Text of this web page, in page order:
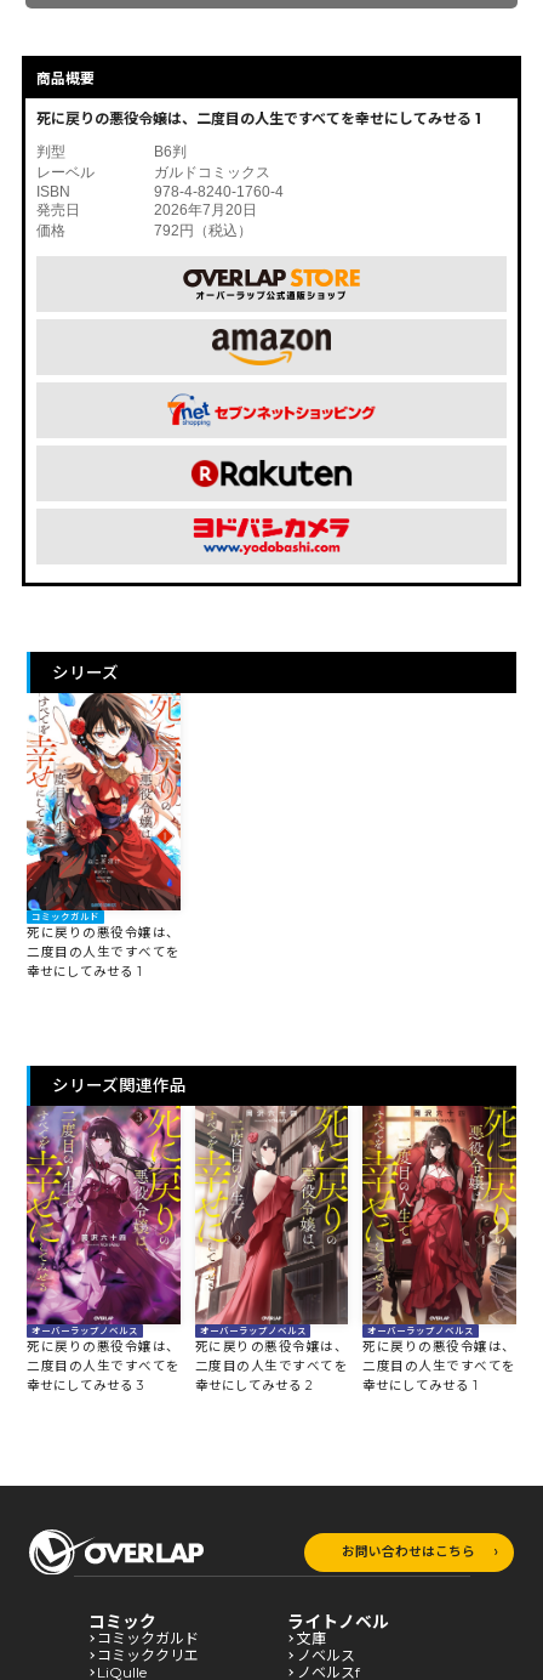
商品概要
死に戻りの悪役令嬢は、二度目の人生ですべてを幸せにしてみせる 1
判型
B6判
レーベル
ガルドコミックス
ISBN
978-4-8240-1760-4
発売日
2026年7月20日
価格
792円（税込）
シリーズ
コミックガルド
死に戻りの悪役令嬢は、
二度目の人生ですべてを
幸せにしてみせる 1
シリーズ関連作品
オーバーラップノベルス
死に戻りの悪役令嬢は、
二度目の人生ですべてを
幸せにしてみせる 3
オーバーラップノベルス
死に戻りの悪役令嬢は、
二度目の人生ですべてを
幸せにしてみせる 2
オーバーラップノベルス
死に戻りの悪役令嬢は、
二度目の人生ですべてを
幸せにしてみせる 1
お問い合わせはこちら
コミック
コミックガルド
コミッククリエ
LiQulle
ライトノベル
文庫
ノベルス
ノベルスf